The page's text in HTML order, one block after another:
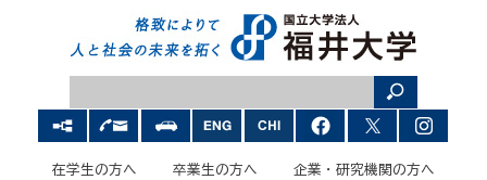
在学生の方へ 卒業生の方へ 企業・研究機関の方へ